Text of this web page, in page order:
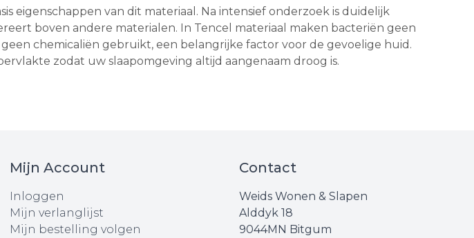
eigenschappen van dit materiaal. Na intensief onderzoek is duidelijk
boven andere materialen. In Tencel materiaal maken bacteriën geen
chemicaliën gebruikt, een belangrijke factor voor de gevoelige huid.
zodat uw slaapomgeving altijd aangenaam droog is.
Mijn Account
Inloggen
Mijn verlanglijst
Mijn bestelling volgen
Contact
Weids Wonen & Slapen
Alddyk 18
9044MN Bitgum